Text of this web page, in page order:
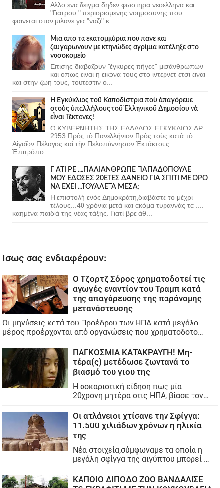
Αλλο ενα δειγμα δηδεν φωστηρα νεοελληνα και
"Γιατρου " περιορισμενης νοημοσυνης που
φαινεται οταν μιλανε για "ναζι" κ...
Μια απο τα εκατομμύρια που πανε και
ζευγαρωνουν με κτηνώδες αγρίμια κατέληξε στο
νοσοκομείο
Επισης διαβαζουν "έγκυρες πήγες" μισάνθρωπων
και οπως ειναι η εικονα τους στο ιντερνετ ετσι ειναι
και στην ζωη τους, τουτεστιν ο...
Ἡ Ἐγκύκλιος τοῦ Καποδίστρια ποὺ ἀπαγόρευε
στοὺς ὑπαλλήλους τοῦ Ἑλληνικοῦ Δημοσίου νὰ
εἶναι Τέκτονες!
Ο ΚΥΒΕΡΝΗΤΗΣ ΤΗΣ ΕΛΛΑΔΟΣ ΕΓΚΥΚΛΙΟΣ ΑΡ.
2953 Πρὸς τὸ Πανελλήνιον Πρὸς τοὺς κατὰ τὸ
Αἰγαῖον Πέλαγος καὶ τὴν Πελοπόννησον Ἐκτάκτους
Ἐπιτρόπο...
ΓΙΑΤΙ ΡΕ ....ΠΑΛΙΑΝΘΡΩΠΕ ΠΑΠΑΔΟΠΟΥΛΕ
ΜΟΥ ΕΔΩΣΕΣ 20ΕΤΕΣ ΔΑΝΕΙΟ ΓΙΑ ΣΠΙΤΙ ΜΕ ΟΡΟ
ΝΑ ΕΧΕΙ ...ΤΟΥΑΛΕΤΑ ΜΕΣΑ;
Η επιστολή ενός Δημοκράτη,διαβάστε το μέχρι
τέλους...40 χρόνια μετά και ακόμα τυραννάς τα ....
καημένα παιδιά της νέας τάξης. Γιατί βρε άθ...